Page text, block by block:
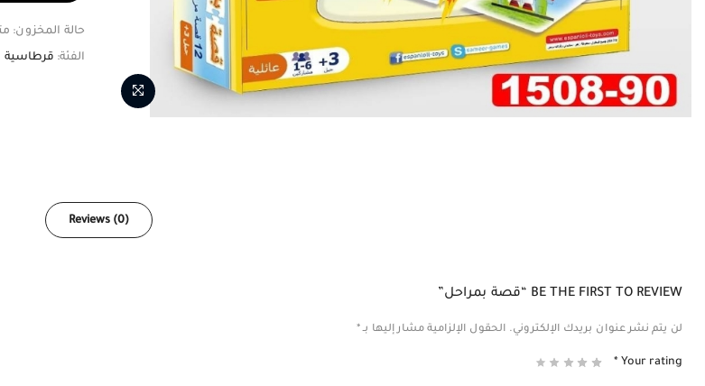
حالة المخزون:
الفئة: قرطاسية
Reviews (0)
BE THE FIRST TO REVIEW “قصة بمراحل”
لن يتم نشر عنوان بريدك الإلكتروني. الحقول الإلزامية مشار إليها بـ *
Your rating
*